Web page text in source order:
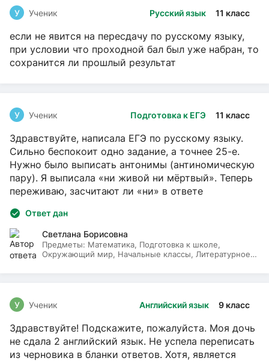
Русский язык 11 класс
У Ученик
если не явится на пересдачу по русскому языку,
при условии что проходной бал был уже набран, то
сохранится ли прошлый результат
Подготовка к ЕГЭ 11 класс
У Ученик
Здравствуйте, написала ЕГЭ по русскому языку.
Сильно беспокоит одно задание, а точнее 25-е.
Нужно было выписать антонимы (антиномическую
пару). Я выписала «ни живой ни мёртвый». Теперь
переживаю, засчитают ли «ни» в ответе
Ответ дан
Светлана Борисовна
Предметы: Математика, Подготовка к школе,
Окружающий мир, Начальные классы, Литературное
Английский язык 9 класс
У Ученик
Здравствуйте! Подскажите, пожалуйста. Моя дочь
не сдала 2 английский язык. Не успела переписать
из черновика в бланки ответов. Хотя, является